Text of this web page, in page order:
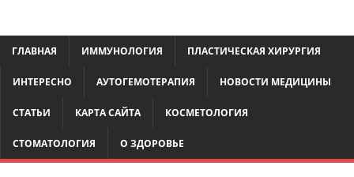
ГЛАВНАЯ ИММУНОЛОГИЯ ПЛАСТИЧЕСКАЯ ХИРУРГИЯ
ИНТЕРЕСНО АУТОГЕМОТЕРАПИЯ НОВОСТИ МЕДИЦИНЫ
СТАТЬИ КАРТА САЙТА КОСМЕТОЛОГИЯ
СТОМАТОЛОГИЯ О ЗДОРОВЬЕ